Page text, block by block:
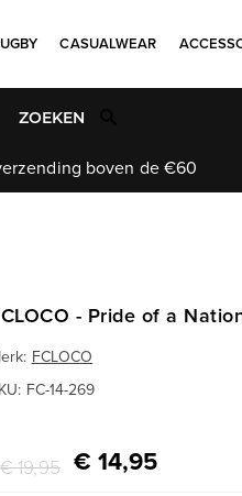
CASUALWEAR
Uniek aanbod
- Pride of a
FCLOCO
FC-14-269
€ 19,95 € 14,95